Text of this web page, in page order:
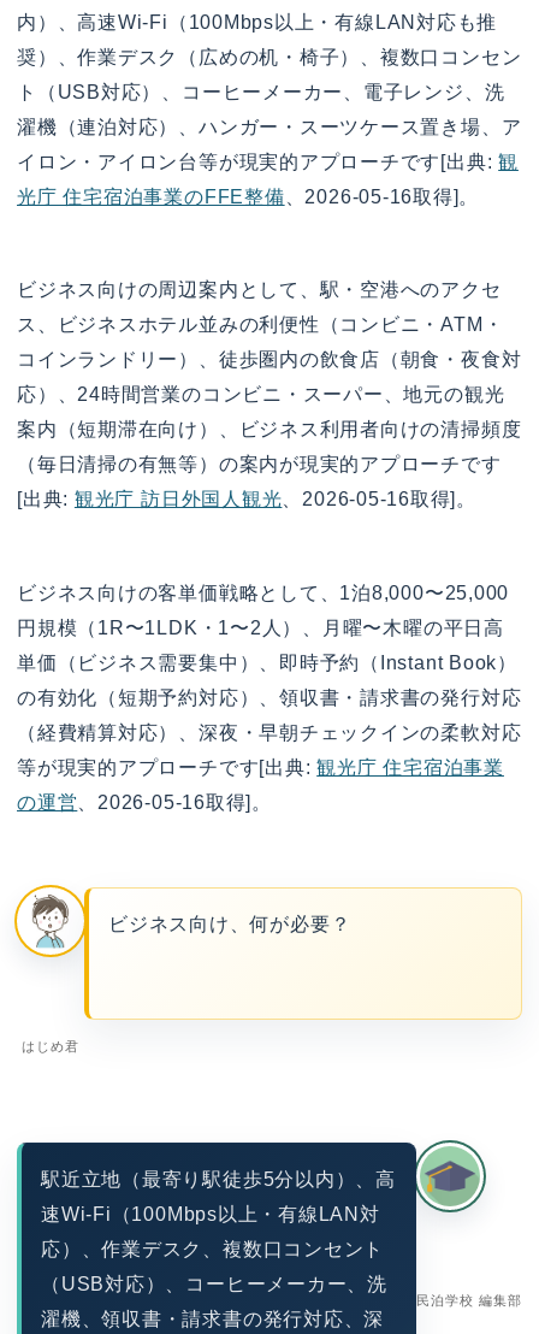
内）、高速Wi-Fi（100Mbps以上・有線LAN対応も推
奨）、作業デスク（広めの机・椅子）、複数口コンセン
ト（USB対応）、コーヒーメーカー、電子レンジ、洗
濯機（連泊対応）、ハンガー・スーツケース置き場、ア
イロン・アイロン台等が現実的アプローチです[出典:観
光庁 住宅宿泊事業のFFE整備 、2026-05-16取得]。
ビジネス向けの周辺案内として、駅・空港へのアクセ
ス、ビジネスホテル並みの利便性（コンビニ・ATM・
コインランドリー）、徒歩圏内の飲食店（朝食・夜食対
応）、24時間営業のコンビニ・スーパー、地元の観光
案内（短期滞在向け）、ビジネス利用者向けの清掃頻度
（毎日清掃の有無等）の案内が現実的アプローチです
[出典: 観光庁 訪日外国人観光、2026-05-16取得]。
ビジネス向けの客単価戦略として、1泊8,000〜25,000
円規模（1R〜1LDK・1〜2人）、月曜〜木曜の平日高
単価（ビジネス需要集中）、即時予約（Instant Book）
の有効化（短期予約対応）、領収書・請求書の発行対応
（経費精算対応）、深夜・早朝チェックインの柔軟対応
等が現実的アプローチです[出典:観光庁 住宅宿泊事業
の運営 、2026-05-16取得]。
はじめ君
ビジネス向け、何が必要？
民泊学校 編集部
駅近立地（最寄り駅徒歩5分以内）、高
速Wi-Fi（100Mbps以上・有線LAN対
応）、作業デスク、複数口コンセント
（USB対応）、コーヒーメーカー、洗
濯機、領収書・請求書の発行対応、深